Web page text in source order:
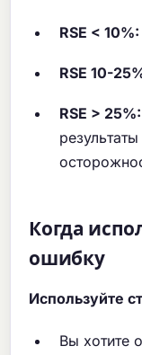
RSE < 10%:
RSE 10-
RSE > 25%:
Когда
ошибку
Используйте
Вы хотите